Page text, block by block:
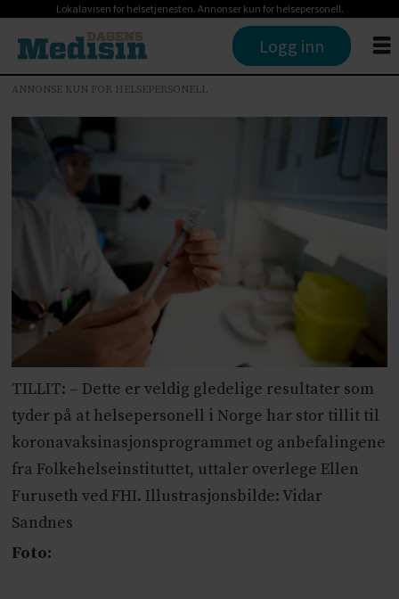
Lokalavisen for helsetjenesten. Annonser kun for helsepersonell.
Logg inn
ANNONSE KUN FOR HELSEPERSONELL
TILLIT: – Dette er veldig gledelige resultater som
tyder på at helsepersonell i Norge har stor tillit til
koronavaksinasjonsprogrammet og anbefalingene
fra Folkehelseinstituttet, uttaler overlege Ellen
Furuseth ved FHI. Illustrasjonsbilde: Vidar
Sandnes
Foto: